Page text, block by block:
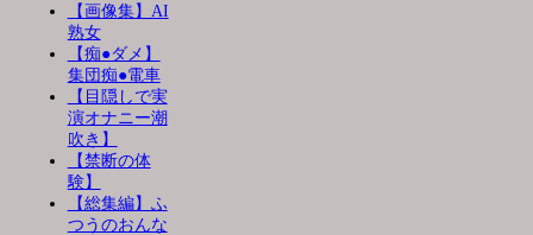
【画像集】AI
熟女
【痴●ダメ】
集団痴●電車
【目隠しで実
演オナニー潮
吹き】
【禁断の体
験】
【総集編】ふ
つうのおんな